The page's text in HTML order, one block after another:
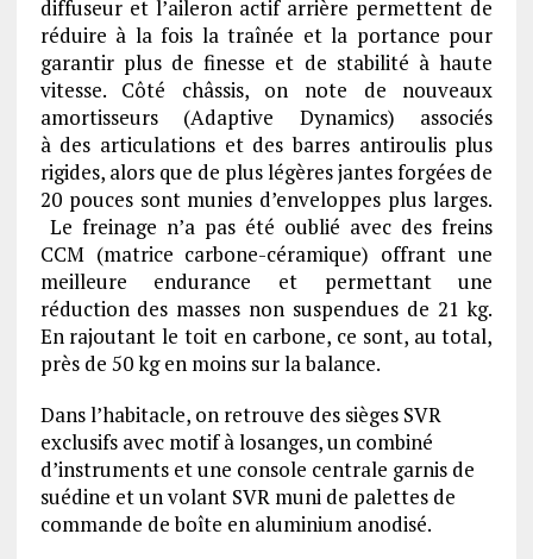
diffuseur et l’aileron actif arrière permettent de
réduire à la fois la traînée et la portance pour
garantir plus de finesse et de stabilité à haute
vitesse. Côté châssis, on note de nouveaux
amortisseurs (Adaptive Dynamics) associés
à des articulations et des barres antiroulis plus
rigides, alors que de plus légères jantes forgées de
20 pouces sont munies d’enveloppes plus larges.
Le freinage n’a pas été oublié avec des freins
CCM (matrice carbone-céramique) offrant une
meilleure endurance et permettant une
réduction des masses non suspendues de 21 kg.
En rajoutant le toit en carbone, ce sont, au total,
près de 50 kg en moins sur la balance.
Dans l’habitacle, on retrouve des sièges SVR
exclusifs avec motif à losanges, un combiné
d’instruments et une console centrale garnis de
suédine et un volant SVR muni de palettes de
commande de boîte en aluminium anodisé.